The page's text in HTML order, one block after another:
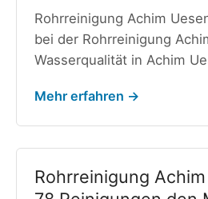
Rohrreinigung Achim
bei der Rohrreinigung
Wasserqualität in Achim
Mehr erfahren →
Rohrreinigung